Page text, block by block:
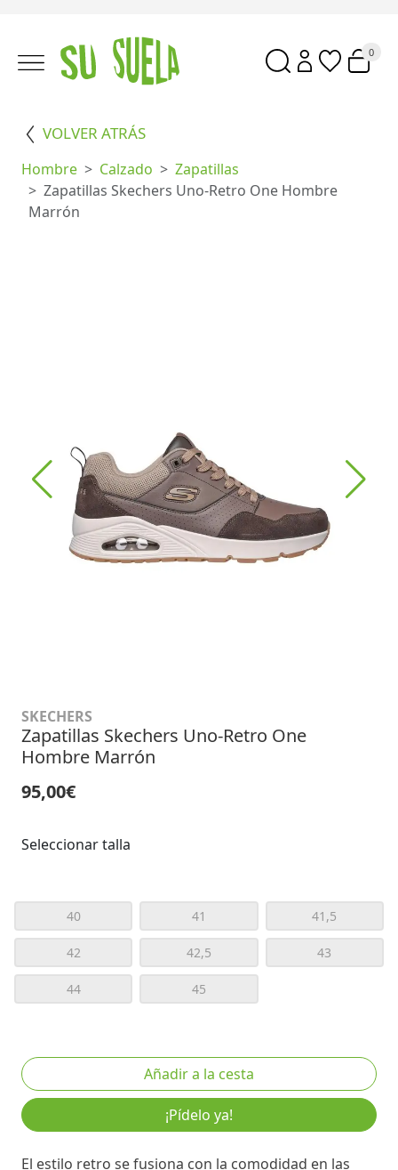
0
VOLVER ATRÁS
Hombre Calzado
Zapatillas
Zapatillas Skechers Uno-Retro One Hombre
Marrón
SKECHERS
Zapatillas Skechers Uno-Retro One
Hombre Marrón
95,00€
Seleccionar talla
40 41 41,5
42 42,5 43
44 45
¡Pídelo ya!
El estilo retro se fusiona con la comodidad en las